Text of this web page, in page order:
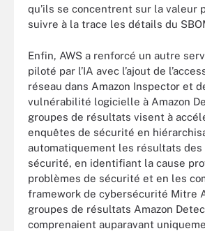
qu’ils se concentrent sur la valeur
suivre à la trace les détails du
Enfin, AWS a renforcé un autre
piloté par l’IA avec l’ajout de
réseau dans Amazon Inspector et
vulnérabilité logicielle à Amazon
groupes de résultats visent à
enquêtes de sécurité en
automatiquement les résultats des
sécurité, en identifiant la cause
problèmes de sécurité et en les
framework de cybersécurité Mitre
groupes de résultats Amazon
comprenaient auparavant